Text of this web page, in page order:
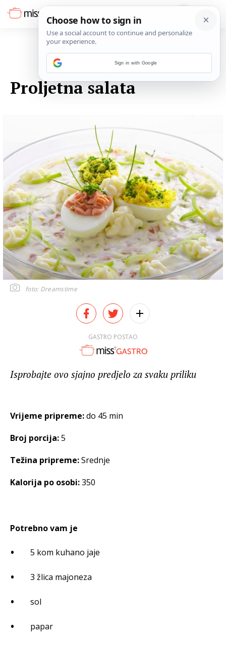
Proljetna salata
foto: Dreamstime
GASTRO POSTAO
Isprobajte ovo sjajno predjelo za svaku priliku
Vrijeme pripreme:do 45 min
Broj porcija:5
Težina pripreme:Srednje
Kalorija po osobi:350
Potrebno vam je
5 kom kuhano jaje
3 žlica majoneza
sol
papar
Sign in with Google